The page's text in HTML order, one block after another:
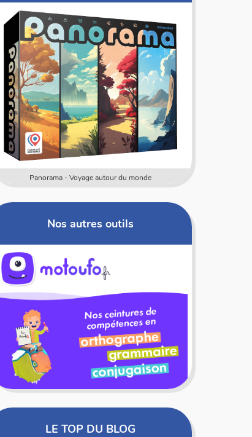
Numericards - Mesure
Nos autres outils
LE TOP DU BLOG